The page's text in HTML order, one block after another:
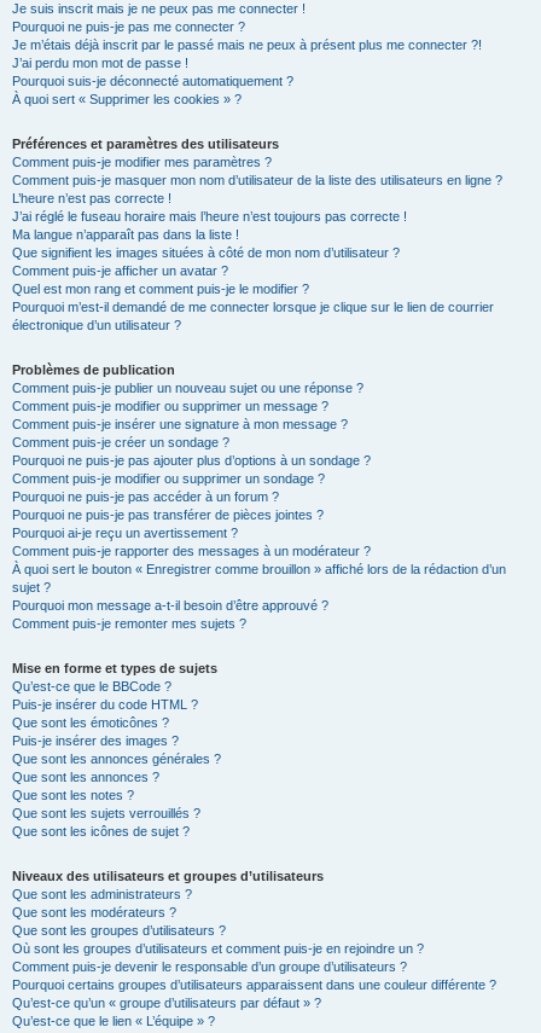
Je suis inscrit mais je ne peux pas me connecter !
Pourquoi ne puis-je pas me connecter ?
Je m’étais déjà inscrit par le passé mais ne peux à présent plus me connecter ?!
J’ai perdu mon mot de passe !
Pourquoi suis-je déconnecté automatiquement ?
À quoi sert « Supprimer les cookies » ?
Préférences et paramètres des utilisateurs
Comment puis-je modifier mes paramètres ?
Comment puis-je masquer mon nom d’utilisateur de la liste des utilisateurs en ligne ?
L’heure n’est pas correcte !
J’ai réglé le fuseau horaire mais l’heure n’est toujours pas correcte !
Ma langue n’apparaît pas dans la liste !
Que signifient les images situées à côté de mon nom d’utilisateur ?
Comment puis-je afficher un avatar ?
Quel est mon rang et comment puis-je le modifier ?
Pourquoi m’est-il demandé de me connecter lorsque je clique sur le lien de courrier
électronique d’un utilisateur ?
Problèmes de publication
Comment puis-je publier un nouveau sujet ou une réponse ?
Comment puis-je modifier ou supprimer un message ?
Comment puis-je insérer une signature à mon message ?
Comment puis-je créer un sondage ?
Pourquoi ne puis-je pas ajouter plus d’options à un sondage ?
Comment puis-je modifier ou supprimer un sondage ?
Pourquoi ne puis-je pas accéder à un forum ?
Pourquoi ne puis-je pas transférer de pièces jointes ?
Pourquoi ai-je reçu un avertissement ?
Comment puis-je rapporter des messages à un modérateur ?
À quoi sert le bouton « Enregistrer comme brouillon » affiché lors de la rédaction d’un
sujet ?
Pourquoi mon message a-t-il besoin d’être approuvé ?
Comment puis-je remonter mes sujets ?
Mise en forme et types de sujets
Qu’est-ce que le BBCode ?
Puis-je insérer du code HTML ?
Que sont les émoticônes ?
Puis-je insérer des images ?
Que sont les annonces générales ?
Que sont les annonces ?
Que sont les notes ?
Que sont les sujets verrouillés ?
Que sont les icônes de sujet ?
Niveaux des utilisateurs et groupes d’utilisateurs
Que sont les administrateurs ?
Que sont les modérateurs ?
Que sont les groupes d’utilisateurs ?
Où sont les groupes d’utilisateurs et comment puis-je en rejoindre un ?
Comment puis-je devenir le responsable d’un groupe d’utilisateurs ?
Pourquoi certains groupes d’utilisateurs apparaissent dans une couleur différente ?
Qu’est-ce qu’un « groupe d’utilisateurs par défaut » ?
Qu’est-ce que le lien « L’équipe » ?